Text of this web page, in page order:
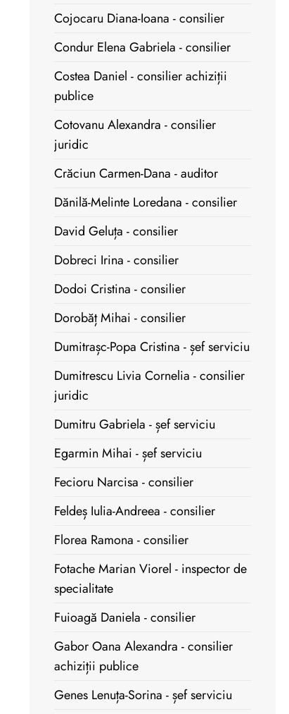
Cojocaru Diana-Ioana - consilier
Condur Elena Gabriela - consilier
Costea Daniel - consilier achiziții
publice
Cotovanu Alexandra - consilier
juridic
Crăciun Carmen-Dana - auditor
Dănilă-Melinte Loredana - consilier
David Geluța - consilier
Dobreci Irina - consilier
Dodoi Cristina - consilier
Dorobăț Mihai - consilier
Dumitrașc-Popa Cristina - șef serviciu
Dumitrescu Livia Cornelia - consilier
juridic
Dumitru Gabriela - șef serviciu
Egarmin Mihai - șef serviciu
Fecioru Narcisa - consilier
Feldeș Iulia-Andreea - consilier
Florea Ramona - consilier
Fotache Marian Viorel - inspector de
specialitate
Fuioagă Daniela - consilier
Gabor Oana Alexandra - consilier
achiziții publice
Genes Lenuța-Sorina - șef serviciu